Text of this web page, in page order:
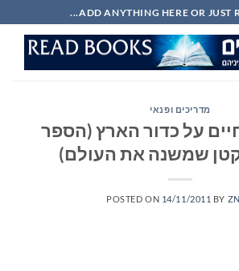
ADD ANYTHING HERE OR JUST
מדריכים ופנאי
על כדור הארץ (הספר
שמשנה את העולם)
POSTED ON 14/11/2011 BY